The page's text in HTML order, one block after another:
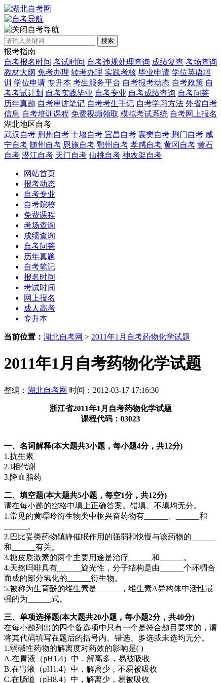
自考导航
搜索
报考指南
自考报名时间 考试时间 自考违规处理查询 成绩复查 考场查询
教材大纲 免考办理 转考办理 实践考核 毕业申请 学位英语培
训 学位申请 专升本 考生服务平台 自考报考动态 自考政策 自
考考试计划 自考实践毕业 自考专业 自考成绩查询 自考问答
历年真题 自考串讲笔记 自考考生手记 自考学习方法 外省自考
信息 自考培训课程 免费视频领取 模拟考试系统 自考网上报名
湖北地区自考
武汉自考 荆州自考 十堰自考 宜昌自考 襄樊自考 荆门自考 咸
宁自考 随州自考 恩施自考 鄂州自考 孝感自考 黄冈自考 黄石
自考 潜江自考 天门自考 仙桃自考 神农架自考
网站首页
报考动态
自考专业
自考院校
免费课程
考场查询
成绩查询
自考问答
历年真题
自考笔记
报名时间
考试时间
网上报名
成人高考
专升本
当前位置： 湖北自考网 > 2011年1月自考药物化学试题
2011年1月自考药物化学试题
整编： 湖北自考网 时间：2012-03-17 17:16:30
浙江省2011年1月自考药物化学试题
课程代码：03023
一、名词解释(本大题共3小题，每小题4分，共12分)
1.抗生素
2.I相代谢
3.降血脂药
二、填空题(本大题共5小题，每空1分，共12分)
请在每小题的空格中填上正确答案。错填、不填均无分。
1.常见的黄嘌呤衍生物类中枢兴奋药物有______、______和
______。
2.巴比妥类药物镇静催眠作用的强弱和快慢与该药物的______
和______有关。
3.糖皮质激素的两个主要用途是治疗______和______。
4.天然吗啡具有______旋光性，分子结构是由______个环稠合
而成的部分氢化的______衍生物。
5.被称为生育酚的维生素是______，维生素A异构体中活性最
强的为______式。
三、单项选择题(本大题共20小题，每小题2分，共40分)
在每小题列出的四个备选项中只有一个是符合题目要求的，请
将其代码填写在题后的括号内。错选、多选或未选均无分。
1.弱碱性药物的解离度对药效的影响是( )
A.在胃液（pH1.4）中，解离多，易被吸收
B.在胃液（pH1.4）中，解离少，不易被吸收
C.在肠道（pH8.4）中，解离少，易被吸收